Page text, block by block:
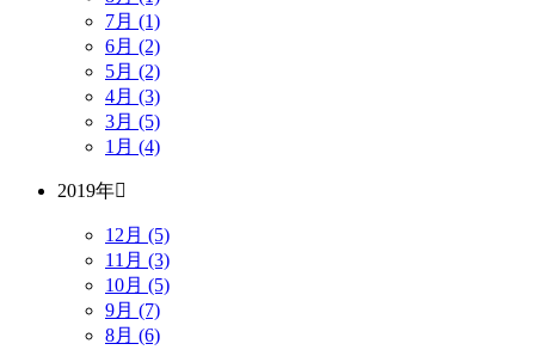
7月 (1)
6月 (2)
5月 (2)
4月 (3)
3月 (5)
1月 (4)
2019年
12月 (5)
11月 (3)
10月 (5)
9月 (7)
8月 (6)